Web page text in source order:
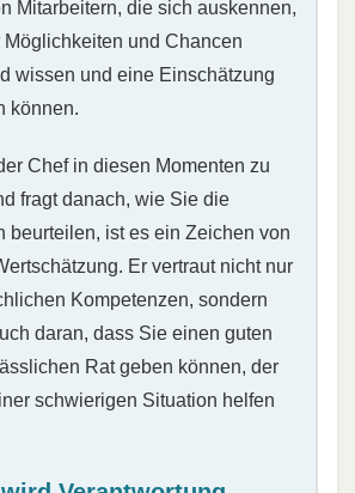
Mitarbeitern, die sich auskennen,
Möglichkeiten und Chancen
wissen und eine Einschätzung
können.
Chef in diesen Momenten zu
fragt danach, wie Sie die
beurteilen, ist es ein Zeichen von
Er vertraut nicht nur
Kompetenzen, sondern
daran, dass Sie einen guten
Rat geben können, der
schwierigen Situation helfen